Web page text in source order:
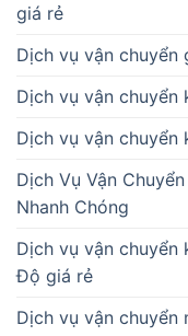
giá rẻ
Dịch vụ vận chuyển
Dịch vụ vận
Dịch vụ vận
Dịch Vụ Vận
Nhanh Chóng
Dịch vụ vận chuyển
Độ giá rẻ
Dịch vụ vận chuyển